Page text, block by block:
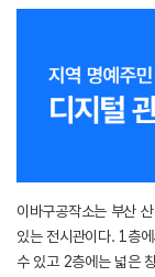
이바구공작소는 부산
있는 전시관이다. 1층
수 있고 2층에는 넓은